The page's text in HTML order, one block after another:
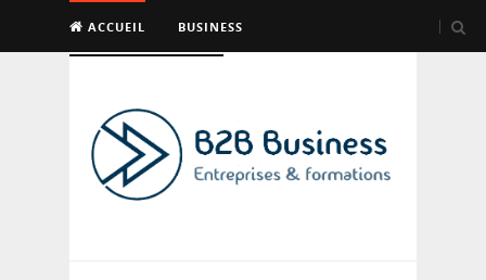
ACCUEIL BUSINESS